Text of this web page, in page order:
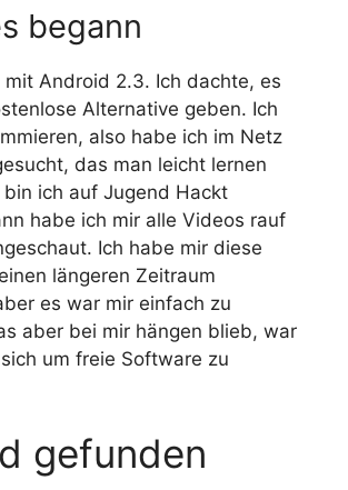
begann
Android 2.3. Ich dachte, es
Alternative geben. Ich
also habe ich im Netz
das man leicht lernen
ich auf Jugend Hackt
habe ich mir alle Videos rauf
Ich habe mir diese
längeren Zeitraum
es war mir einfach zu
aber bei mir hängen blieb, war
um freie Software zu
gefunden